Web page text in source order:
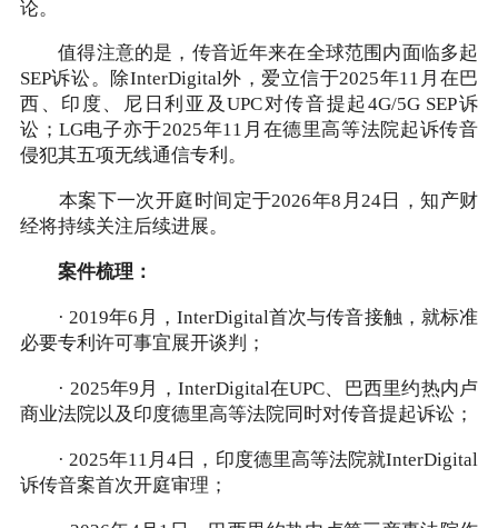
论。
值得注意的是，传音近年来在全球范围内面临多起
SEP诉讼。除InterDigital外，爱立信于2025年11月在巴
西、印度、尼日利亚及UPC对传音提起4G/5G SEP诉
讼；LG电子亦于2025年11月在德里高等法院起诉传音
侵犯其五项无线通信专利。
本案下一次开庭时间定于2026年8月24日，知产财
经将持续关注后续进展。
案件梳理：
· 2019年6月，InterDigital首次与传音接触，就标准
必要专利许可事宜展开谈判；
· 2025年9月，InterDigital在UPC、巴西里约热内卢
商业法院以及印度德里高等法院同时对传音提起诉讼；
· 2025年11月4日，印度德里高等法院就InterDigital
诉传音案首次开庭审理；